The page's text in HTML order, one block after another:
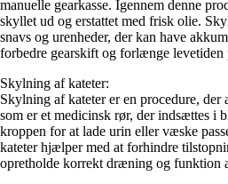
manuelle gearkasse. Igennem denne
skyllet ud og erstattet med frisk olie.
snavs og urenheder, der kan have
forbedre gearskift og forlænge levetiden
Skylning af kateter:
Skylning af kateter er en procedure, der
som er et medicinsk rør, der indsættes i
kroppen for at lade urin eller væske
kateter hjælper med at forhindre
opretholde korrekt dræning og funktion